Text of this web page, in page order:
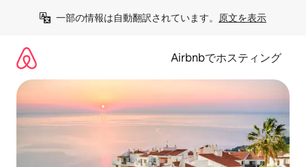
一部の情報は自動翻訳されています。 原文を表示
Airbnbでホスティング